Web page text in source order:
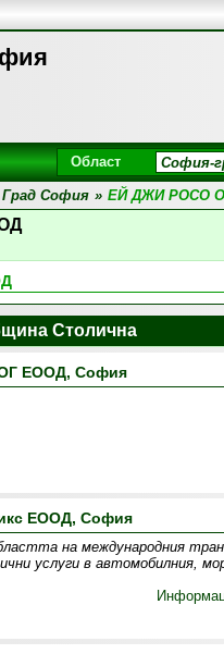
Област
Град София » ЕЙ ДЖИ РОСО
Столична
ЕООД, София
ЕООД, София
на международния
услуги в автомобилния,